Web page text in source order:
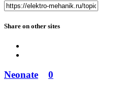
Share on other sites
Neonate 0